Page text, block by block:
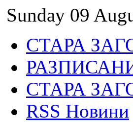
Sunday 09
СТАРА
СТАРА
RSS Новини